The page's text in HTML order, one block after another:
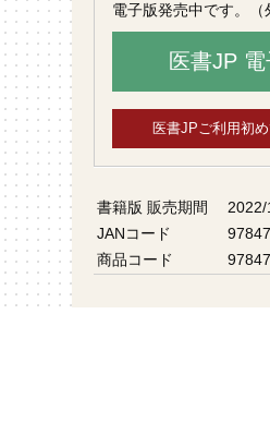
電子版発売中です。（
医書JP
医書JPご利用初
書籍版 販売期間
2022/
JANコード
商品コード